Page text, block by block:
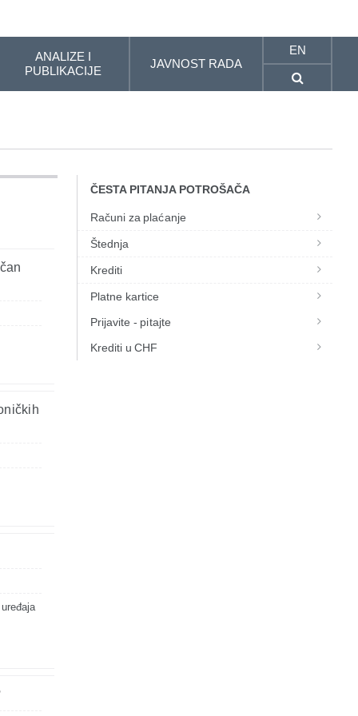
ANALIZE I
PUBLIKACIJE
JAVNOST RADA
EN
ČESTA PITANJA POTROŠAČA
Računi za plaćanje
Štednja
Krediti
Platne kartice
Prijavite - pitajte
Krediti u CHF